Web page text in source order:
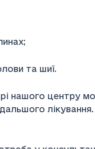
та шиї.
нашого центру